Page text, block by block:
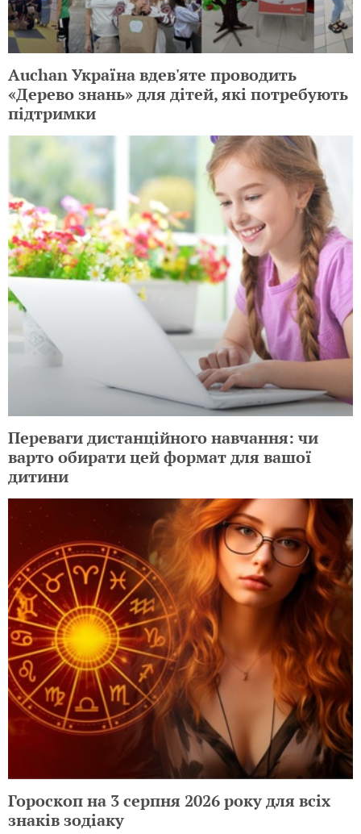
Auchan Україна вдев'яте проводить
«Дерево знань» для дітей, які потребують
підтримки
Переваги дистанційного навчання: чи
варто обирати цей формат для вашої
дитини
Гороскоп на 3 серпня 2026 року для всіх
знаків зодіаку